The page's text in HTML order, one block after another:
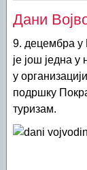
Дани
9. децембра у
је још једна
у
подршку
туризам.